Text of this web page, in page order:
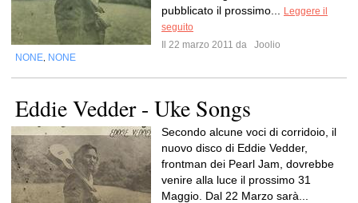
pubblicato il prossimo...
Leggere il
seguito
Il 22 marzo 2011 da
Joolio
NONE NONE
Eddie Vedder - Uke Songs
Secondo alcune voci di corridoio, il
nuovo disco di Eddie Vedder,
frontman dei Pearl Jam, dovrebbe
venire alla luce il prossimo 31
Maggio. Dal 22 Marzo sarà...